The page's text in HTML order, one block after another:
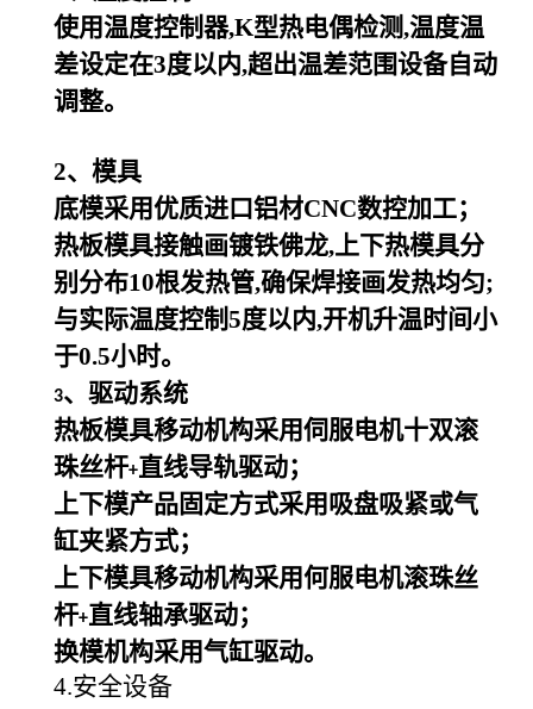
使用温度控制器,K型热电偶检测,温度温
差设定在3度以内,超出温差范围设备自动
调整。
2、模具
底模采用优质进口铝材CNC数控加工；
热板模具接触画镀铁佛龙,上下热模具分
别分布10根发热管,确保焊接画发热均匀;
与实际温度控制5度以内,开机升温时间小
于0.5小时。
3、驱动系统
热板模具移动机构采用伺服电机十双滚
珠丝杆+直线导轨驱动；
上下模产品固定方式采用吸盘吸紧或气
缸夹紧方式；
上下模具移动机构采用何服电机滚珠丝
杆+直线轴承驱动；
换模机构采用气缸驱动。
4.安全设备